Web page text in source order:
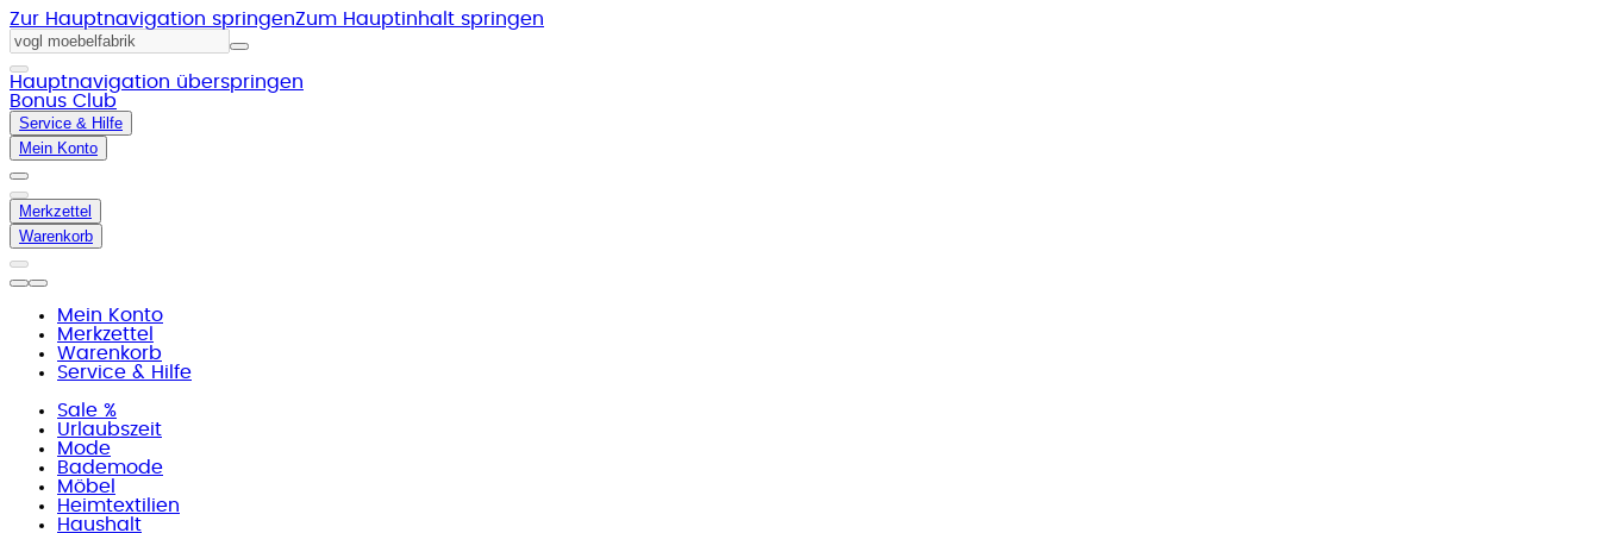
Zur Hauptnavigation springenZum Hauptinhalt springen
Hauptnavigation überspringen
Bonus Club
Service & Hilfe
Mein Konto
Merkzettel
Warenkorb
Mein Konto
Merkzettel
Warenkorb
Service & Hilfe
Sale %
Urlaubszeit
Mode
Bademode
Möbel
Heimtextilien
Haushalt